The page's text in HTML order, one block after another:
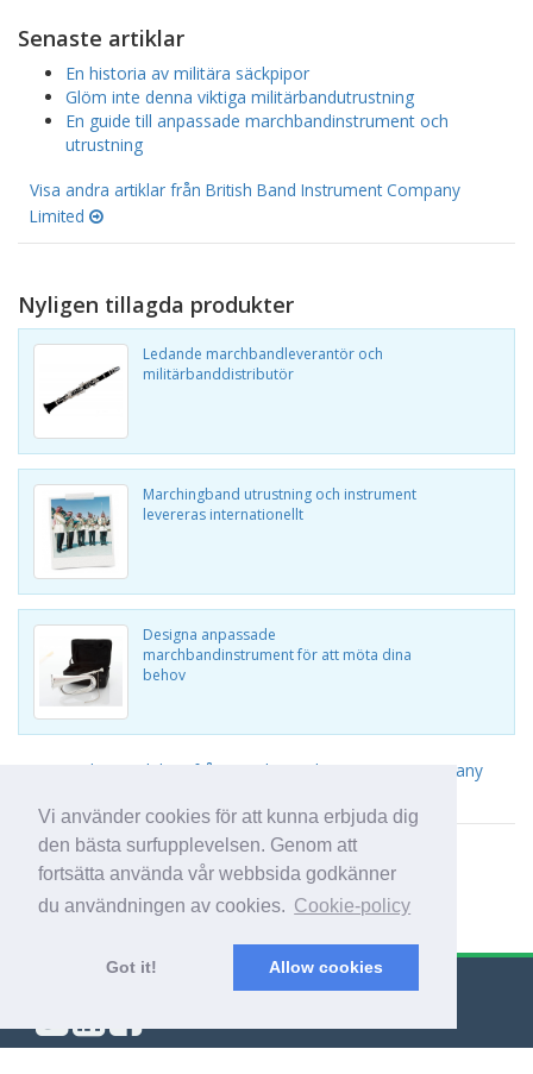
Vi använder cookies för att kunna erbjuda dig
den bästa surfupplevelsen. Genom att
fortsätta använda vår webbsida godkänner
du användningen av cookies. Cookie-policy
Got it! Allow cookies
Senaste artiklar
En historia av militära säckpipor
Glöm inte denna viktiga militärbandutrustning
En guide till anpassade marchbandinstrument och
utrustning
Visa andra artiklar från British Band Instrument Company
Limited
Nyligen tillagda produkter
Ledande marchbandleverantör och
militärbanddistributör
Marchingband utrustning och instrument
levereras internationellt
Designa anpassade
marchbandinstrument för att möta dina
behov
Visa andra produkter från British Band Instrument Company
© Export Worldwide 2026